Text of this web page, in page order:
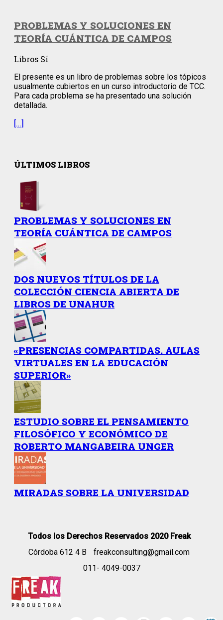
PROBLEMAS Y SOLUCIONES EN
TEORÍA CUÁNTICA DE CAMPOS
Libros Sí
El presente es un libro de problemas sobre los tópicos
usualmente cubiertos en un curso introductorio de TCC.
Para cada problema se ha presentado una solución
detallada.
[…]
ÚLTIMOS LIBROS
PROBLEMAS Y SOLUCIONES EN
TEORÍA CUÁNTICA DE CAMPOS
DOS NUEVOS TÍTULOS DE LA
COLECCIÓN CIENCIA ABIERTA DE
LIBROS DE UNAHUR
«PRESENCIAS COMPARTIDAS. AULAS
VIRTUALES EN LA EDUCACIÓN
SUPERIOR»
ESTUDIO SOBRE EL PENSAMIENTO
FILOSÓFICO Y ECONÓMICO DE
ROBERTO MANGABEIRA UNGER
MIRADAS SOBRE LA UNIVERSIDAD
Todos los Derechos Reservados 2020 Freak
Córdoba 612 4 B
freakconsulting@gmail.com
011- 4049-0037